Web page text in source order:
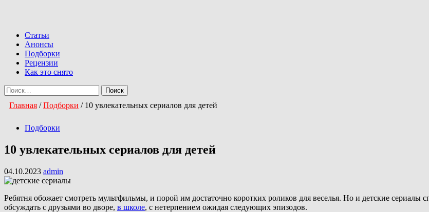
Статьи
Анонсы
Подборки
Рецензии
Как это снято
Найти:
Главная /Подборки / 10 увлекательных сериалов для детей
Подборки
10 увлекательных сериалов для детей
04.10.2023 admin
Ребятня обожает смотреть мультфильмы, и порой им достаточно коротких роликов для веселья. Но и детские сериалы
обсуждать с друзьями во дворе, в школе, с нетерпением ожидая следующих эпизодов.